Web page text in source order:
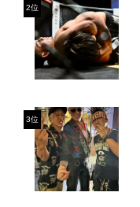
2位
3位